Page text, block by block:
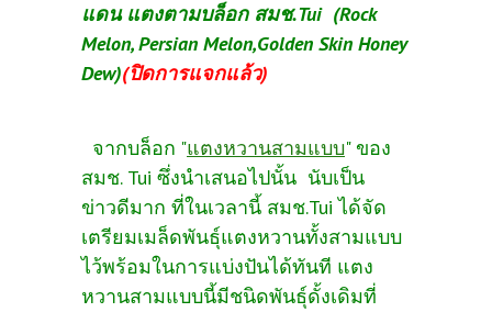
แดน แตงตามบล็อก สมช.Tui (Rock
Melon, Persian Melon,Golden Skin Honey
Dew)(ปิดการแจกแล้ว)
จากบล็อก "แตงหวานสามแบบ" ของ
สมช. Tui ซึ่งนำเสนอไปนั้น นับเป็น
ข่าวดีมาก ที่ในเวลานี้ สมช.Tui ได้จัด
เตรียมเมล็ดพันธุ์แตงหวานทั้งสามแบบ
ไว้พร้อมในการแบ่งปันได้ทันที แตง
หวานสามแบบนี้มีชนิดพันธุ์ดั้งเดิมที่